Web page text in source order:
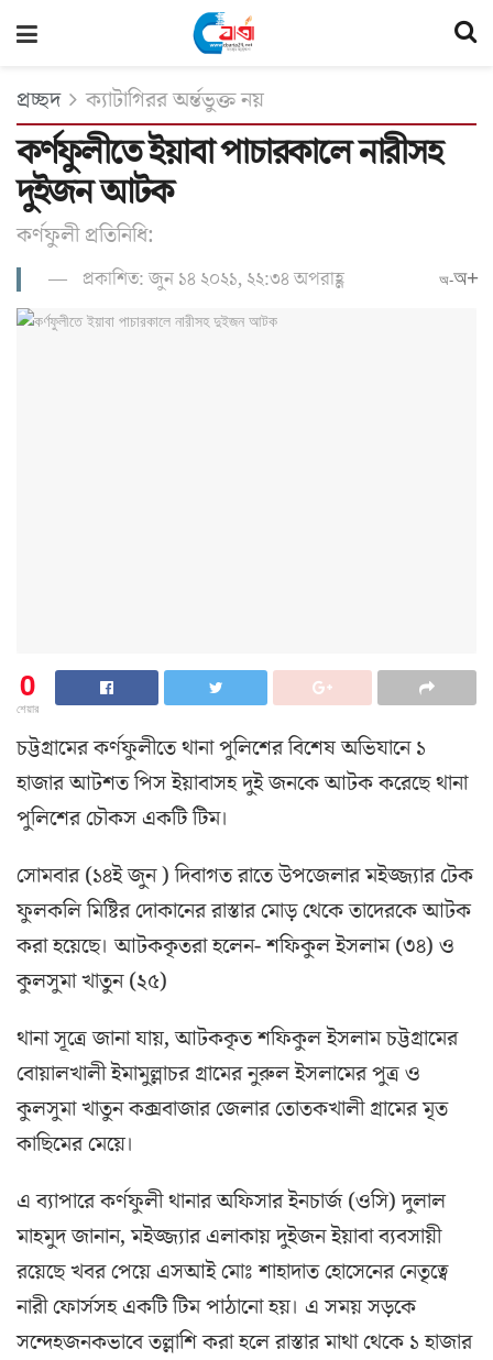
প্রচ্ছদ ক্যাটাগিরর অর্ন্তভুক্ত নয়
কর্ণফুলীতে ইয়াবা পাচারকালে নারীসহ
দুইজন আটক
কর্ণফুলী প্রতিনিধি:
প্রকাশিত: জুন ১৪ ২০২১, ২২:৩৪ অপরাহ্ণ অ-অ+
0
শেয়ার
চট্টগ্রামের কর্ণফুলীতে থানা পুলিশের বিশেষ অভিযানে ১
হাজার আটশত পিস ইয়াবাসহ দুই জনকে আটক করেছে থানা
পুলিশের চৌকস একটি টিম।
সোমবার (১৪ই জুন ) দিবাগত রাতে উপজেলার মইজ্জ্যার টেক
ফুলকলি মিষ্টির দোকানের রাস্তার মোড় থেকে তাদেরকে আটক
করা হয়েছে। আটককৃতরা হলেন- শফিকুল ইসলাম (৩৪) ও
কুলসুমা খাতুন (২৫)
থানা সূত্রে জানা যায়, আটককৃত শফিকুল ইসলাম চট্টগ্রামের
বোয়ালখালী ইমামুল্লাচর গ্রামের নুরুল ইসলামের পুত্র ও
কুলসুমা খাতুন কক্সবাজার জেলার তোতকখালী গ্রামের মৃত
কাছিমের মেয়ে।
এ ব্যাপারে কর্ণফুলী থানার অফিসার ইনচার্জ (ওসি) দুলাল
মাহমুদ জানান, মইজ্জ্যার এলাকায় দুইজন ইয়াবা ব্যবসায়ী
রয়েছে খবর পেয়ে এসআই মোঃ শাহাদাত হোসেনের নেতৃত্বে
নারী ফোর্সসহ একটি টিম পাঠানো হয়। এ সময় সড়কে
সন্দেহজনকভাবে তল্লাশি করা হলে রাস্তার মাথা থেকে ১ হাজার